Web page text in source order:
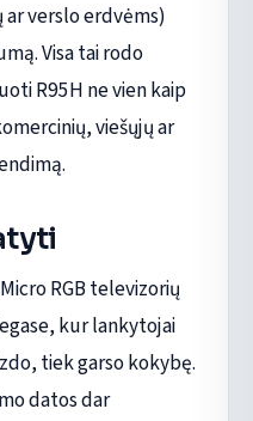
verslo erdvėms)
Visa tai rodo
R95H ne vien kaip
viešųjų ar
RGB televizorių
kur lankytojai
tiek garso kokybę.
datos dar